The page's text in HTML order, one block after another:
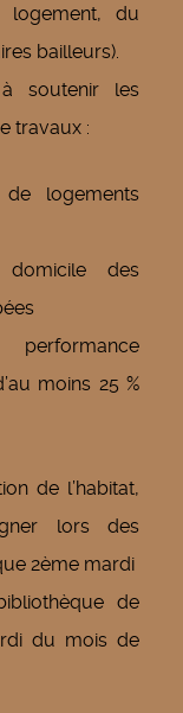
logement, du
bailleurs).
soutenir les
travaux :
de logements
des
performance
moins 25 %
de l’habitat,
lors des
2ème mardi
de
du mois de